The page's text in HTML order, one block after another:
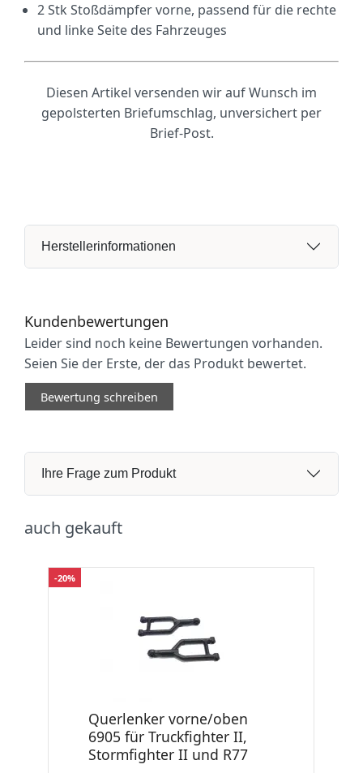
2 Stk Stoßdämpfer vorne, passend für die rechte
und linke Seite des Fahrzeuges
Diesen Artikel versenden wir auf Wunsch im
gepolsterten Briefumschlag, unversichert per
Brief-Post.
Herstellerinformationen
Kundenbewertungen
Leider sind noch keine Bewertungen vorhanden.
Seien Sie der Erste, der das Produkt bewertet.
Bewertung schreiben
Ihre Frage zum Produkt
auch gekauft
-20%
Querlenker vorne/oben
6905 für Truckfighter II,
Stormfighter II und R77